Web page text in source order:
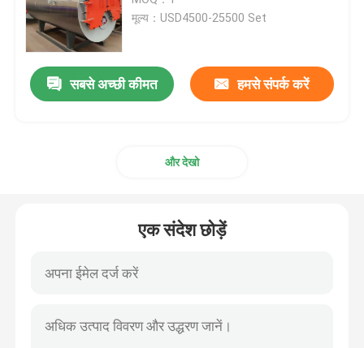
औद्योगिक गर्म पानी बॉयलर
थर्मल तेल बॉयलर
मूल्य：USD4500-25500 Set
सबसे अच्छी कीमत हमसे संपर्क करें
और देखो
एक संदेश छोड़ें